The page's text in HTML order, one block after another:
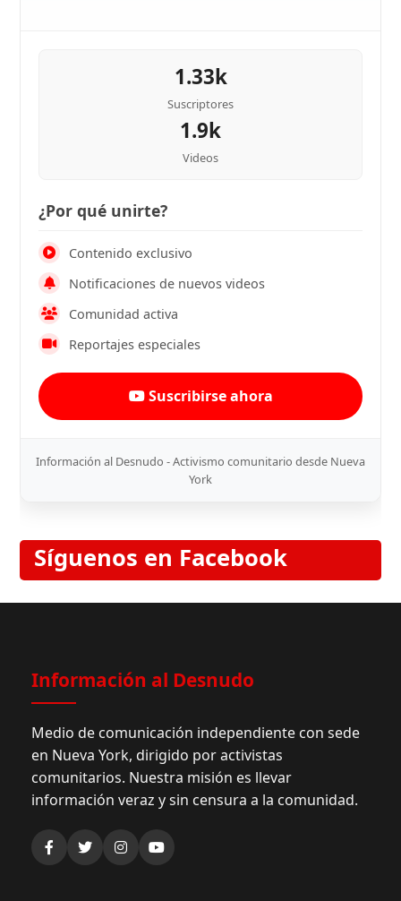
1.33k
Suscriptores
1.9k
Videos
¿Por qué unirte?
Contenido exclusivo
Notificaciones de nuevos videos
Comunidad activa
Reportajes especiales
Suscribirse ahora
Información al Desnudo - Activismo comunitario desde Nueva
York
Síguenos en Facebook
Información al Desnudo
Medio de comunicación independiente con sede
en Nueva York, dirigido por activistas
comunitarios. Nuestra misión es llevar
información veraz y sin censura a la comunidad.